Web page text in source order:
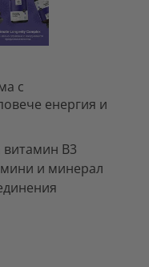
с
енергия и
B3
и минерал